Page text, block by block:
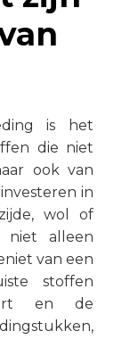
is het
die niet
ook van
in
wol of
niet alleen
van een
stoffen
en de